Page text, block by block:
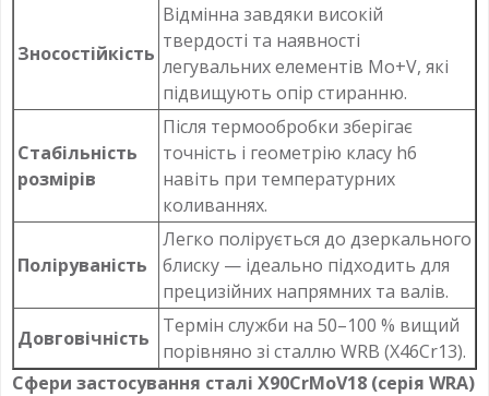
Зносостійкість
Відмінна завдяки високій
твердості та наявності
легувальних елементів Mo+V, які
підвищують опір стиранню.
Стабільність
розмірів
Після термообробки зберігає
точність і геометрію класу h6
навіть при температурних
коливаннях.
Поліруваність
Легко полірується до дзеркального
блиску — ідеально підходить для
прецизійних напрямних та валів.
Довговічність
Термін служби на 50–100 % вищий
порівняно зі сталлю WRB (X46Cr13).
Сфери застосування сталі X90CrMoV18 (серія WRA)